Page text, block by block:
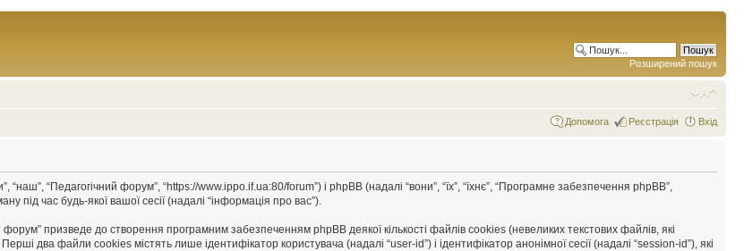
Розширений пошук
Допомога Реєстрація Вхід
“Педагогічний форум”, “https://www.ippo.if.ua:80/forum”) і phpBB (надалі “вони”, “їх”, “їхнє”, “Програмне забезпечення phpBB”,
під час будь-якої вашої сесії (надалі “інформація про вас”).
призведе до створення програмним забезпеченням phpBB деякої кількості файлів cookies (невеликих текстових файлів, які
два файли cookies містять лише ідентифікатор користувача (надалі “user-id”) і ідентифікатор анонімної сесії (надалі “session-id”), які